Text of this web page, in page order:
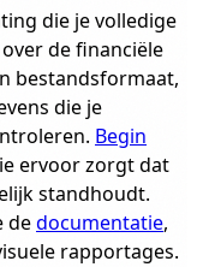
die je volledige
de financiële
bestandsformaat,
die je
Begin
ervoor zorgt dat
standhoudt.
dedocumentatie,
rapportages.